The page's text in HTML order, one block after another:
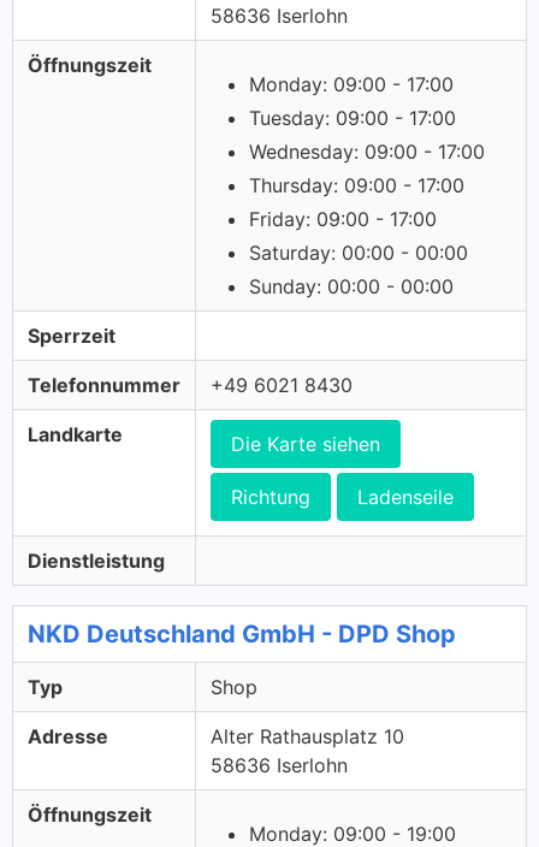
58636 Iserlohn
Öffnungszeit
Monday: 09:00 - 17:00
Tuesday: 09:00 - 17:00
Wednesday: 09:00 - 17:00
Thursday: 09:00 - 17:00
Friday: 09:00 - 17:00
Saturday: 00:00 - 00:00
Sunday: 00:00 - 00:00
Sperrzeit
Telefonnummer +49 6021 8430
Landkarte Die Karte siehen
Richtung Ladenseile
Dienstleistung
NKD Deutschland GmbH - DPD Shop
Typ Shop
Adresse
Alter Rathausplatz 10
58636 Iserlohn
Öffnungszeit
Monday: 09:00 - 19:00